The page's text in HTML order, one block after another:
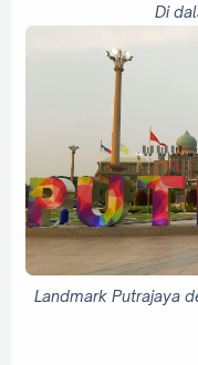
Di
Landmark Putrajaya